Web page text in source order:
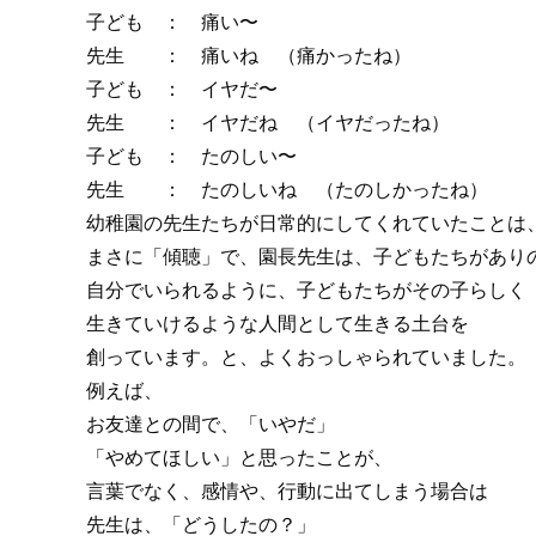
子ども ： 痛い〜
先生 ： 痛いね （痛かったね）
子ども ： イヤだ〜
先生 ： イヤだね （イヤだったね）
子ども ： たのしい〜
先生 ： たのしいね （たのしかったね）
幼稚園の先生たちが日常的にしてくれていたことは、
まさに「傾聴」で、園長先生は、子どもたちがあり
自分でいられるように、子どもたちがその子らしく
生きていけるような人間として生きる土台を
創っています。と、よくおっしゃられていました。
例えば、
お友達との間で、「いやだ」
「やめてほしい」と思ったことが、
言葉でなく、感情や、行動に出てしまう場合は
先生は、「どうしたの？」